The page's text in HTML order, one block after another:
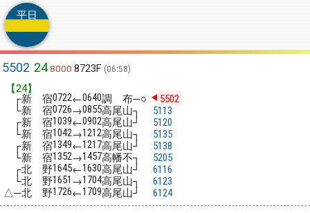
平日
5502 248000 8723F 06:58
【24】
┌新 宿0722←0640調 布─○ 5502
└新 宿0726→0855高尾山┐ 5113
┌新 宿1039←0902高尾山┘ 5120
└新 宿1042→1212高尾山┐ 5135
┌新 宿1349←1217高尾山┘ 5138
└新 宿1352→1457高幡不┐ 5205
┌北 野1645←1630高尾山┘ 6116
└北 野1651 →1704高尾山┐ 6123
△─北 野1726←1709高尾山┘ 6124